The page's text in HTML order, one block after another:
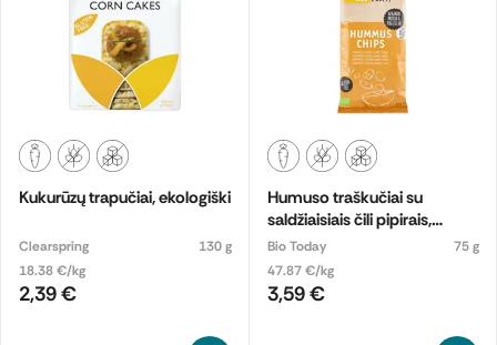
Kukurūzų trapučiai, ekologiški
Clearspring
130 g
18.38 €/kg
2,39 €
Humuso traškučiai su
saldžiaisiais čili pipirais,
ekologiški
Bio Today
75 g
47.87 €/kg
3,59 €